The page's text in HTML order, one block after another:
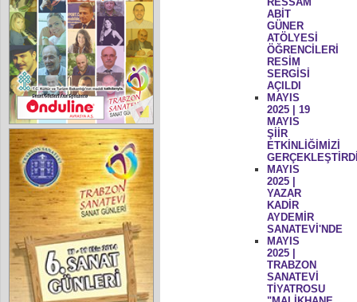
ABİT
GÜNER
ATÖLYESİ
ÖĞRENCİLERİ
RESİM
SERGİSİ
AÇILDI
MAYIS
2025 | 19
MAYIS
ŞİİR
ETKİNLİĞİMİZİ
MAYIS
2025 |
YAZAR
KADİR
AYDEMİR
SANATEVİ'NDE
MAYIS
2025 |
TRABZON
SANATEVİ
TİYATROSU